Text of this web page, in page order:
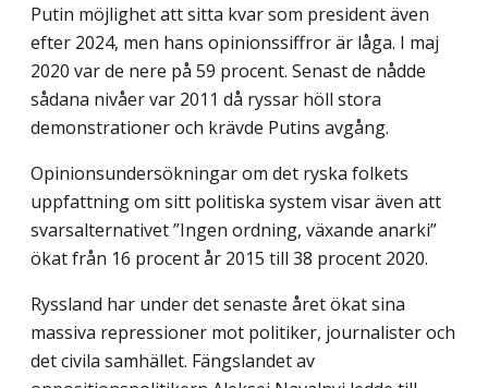
Putin möjlighet att sitta kvar som president även
efter 2024, men hans opinionssiffror är låga. I maj
2020 var de nere på 59 procent. Senast de nådde
sådana nivåer var 2011 då ryssar höll stora
demonstrationer och krävde Putins avgång.
Opinionsundersökningar om det ryska folkets
uppfattning om sitt politiska system visar även att
svarsalternativet ”Ingen ordning, växande anarki”
ökat från 16 procent år 2015 till 38 procent 2020.
Ryssland har under det senaste året ökat sina
massiva repressioner mot politiker, journalister och
det civila samhället. Fängslandet av